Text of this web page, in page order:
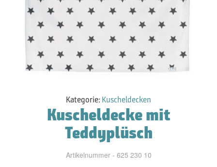
Kategorie: Kuscheldecken
Kuscheldecke mit
Teddyplüsch
Artikelnummer - 625 230 10